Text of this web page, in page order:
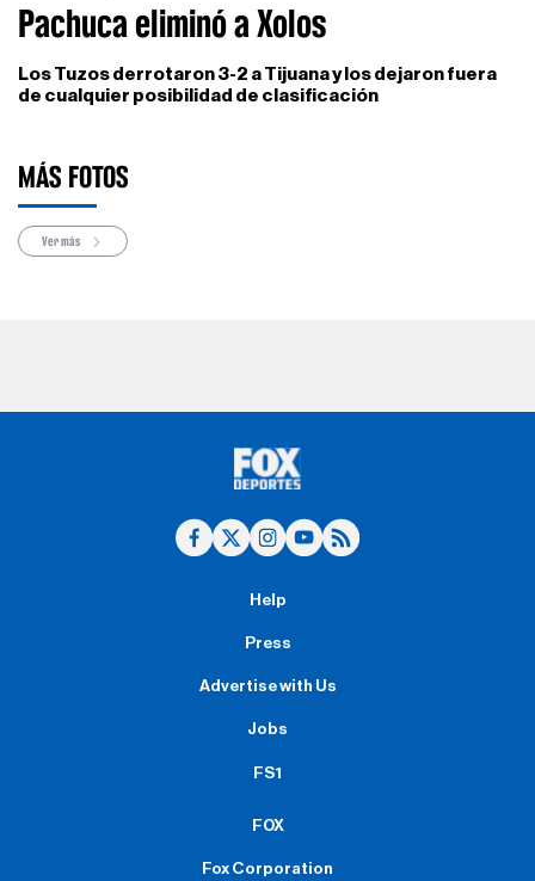
Pachuca eliminó a Xolos
Los Tuzos derrotaron 3-2 a Tijuana y los dejaron fuera
de cualquier posibilidad de clasificación
MÁS FOTOS
Ver más
Help
Press
Advertise with Us
Jobs
FS1
FOX
Fox Corporation